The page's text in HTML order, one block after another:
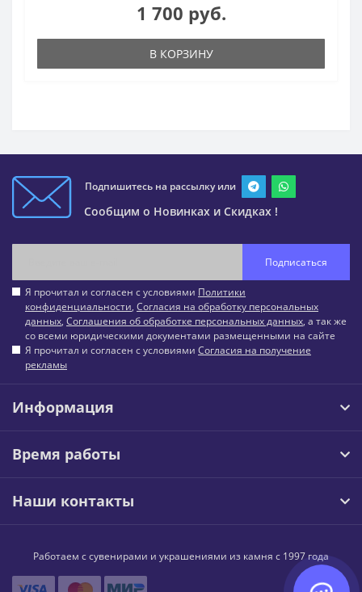
1 700 руб.
В КОРЗИНУ
Подпишитесь на рассылку или
Сообщим о Новинках и Скидках !
Подписаться
Я прочитал и согласен с условиями Политики
конфиденциальности, Согласия на обработку персональных
данных, Соглашения об обработке персональных данных, а так же
со всеми юридическими документами размещенными на сайте
Я прочитал и согласен с условиями Согласия на получение
рекламы
Информация
Время работы
Наши контакты
Работаем с сувенирами и украшениями из камня с 1997 года